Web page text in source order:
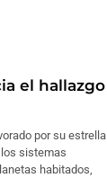
el hallazgo
por su estrella
sistemas
habitados,